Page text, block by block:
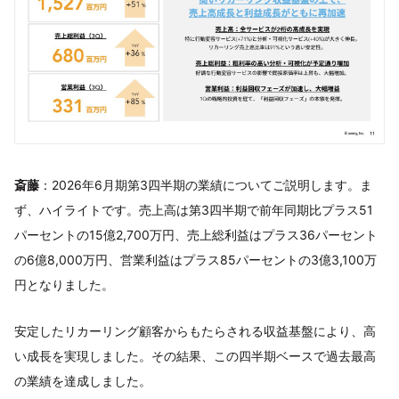
斎藤 ：2026年6月期第3四半期の業績についてご説明します。ま
ず、ハイライトです。売上高は第3四半期で前年同期比プラス51
パーセントの15億2,700万円、売上総利益はプラス36パーセント
の6億8,000万円、営業利益はプラス85パーセントの3億3,100万
円となりました。
安定したリカーリング顧客からもたらされる収益基盤により、高
い成長を実現しました。その結果、この四半期ベースで過去最高
の業績を達成しました。